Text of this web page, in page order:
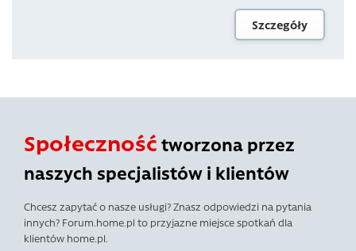
Szczegóły
Społeczność tworzona przez
naszych specjalistów i klientów
Chcesz zapytać o nasze usługi? Znasz odpowiedzi na pytania
innych? Forum.home.pl to przyjazne miejsce spotkań dla
klientów home.pl.